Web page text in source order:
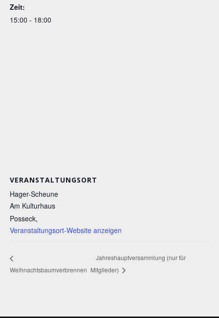
Zeit:
15:00 - 18:00
VERANSTALTUNGSORT
Hager-Scheune
Am Kulturhaus
Posseck,
Veranstaltungsort-Website anzeigen
Weihnachtsbaumverbrennen
Jahreshauptversammlung (nur für
Mitglieder)